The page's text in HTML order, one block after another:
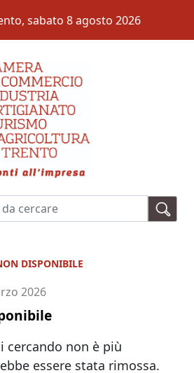
sabato 8 agosto 2026
Cerca
DISPONIBILE
2026
cercando non è più
essere stata rimossa.